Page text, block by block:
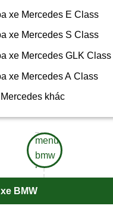
xe Mercedes E Class
xe Mercedes S Class
xe Mercedes GLK Class
xe Mercedes A Class
khác
BMW